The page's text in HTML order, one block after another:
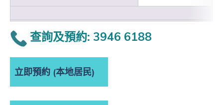
查詢及預約: 3946 6188
立即預約 (本地居民)